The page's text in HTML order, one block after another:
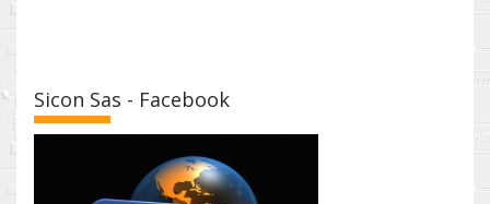
Sicon Sas - Facebook